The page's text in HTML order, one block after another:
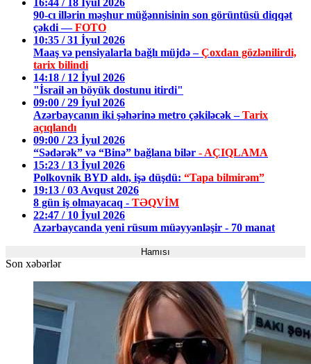
16:44 / 18 İyul 2026
90-cı illərin məşhur müğənnisinin son görüntüsü diqqət
çəkdi —FOTO
10:35 / 31 İyul 2026
Maaş və pensiyalarla bağlı müjdə –Çoxdan gözlənilirdi,
tarix bilindi
14:18 / 12 İyul 2026
"İsrail ən böyük dostunu itirdi"
09:00 / 29 İyul 2026
Azərbaycanın iki şəhərinə metro çəkiləcək –Tarix
açıqlandı
09:00 / 23 İyul 2026
“Sədərək” və “Binə” bağlana bilər - AÇIQLAMA
15:23 / 13 İyul 2026
Polkovnik BYD aldı, işə düşdü: “Tapa bilmirəm”
19:13 / 03 Avqust 2026
8 gün iş olmayacaq - TƏQVİM
22:47 / 10 İyul 2026
Azərbaycanda yeni rüsum müəyyənləşir - 70 manat
Hamısı
Son xəbərlər